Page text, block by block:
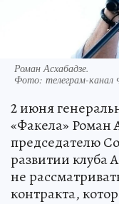
Роман Асхабадзе.
Фото: телеграм-
2 июня
«Факела» Роман
председателю
развитии клуба
не
контракта,